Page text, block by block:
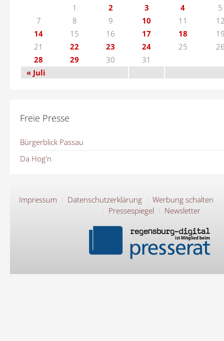
1
2 3 4
5
7
8 9 10 11
14
15 16 17 18
21
22 23 24 25
28
29 30
31
« Juli
Freie Presse
Bürgerblick Passau
Da Hog'n
Impressum Datenschutzerklärung
Werbung schalten
Pressespiegel
Newsletter